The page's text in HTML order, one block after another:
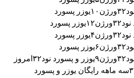
یوزر پسورد
یوزر پسورد
یوزر پسورد
یوزر پسورد
یوزر و پسورد نود۳۲امروز
یوزر و پسورد